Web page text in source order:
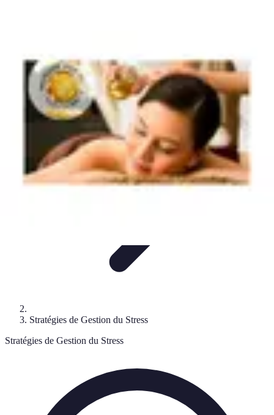
Stress Maîtrise
Stratégies de Gestion du Stress
Stratégies de Gestion du Stress